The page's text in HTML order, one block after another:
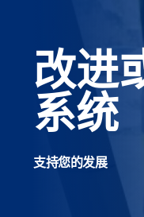
改进
系统
支持您的发展